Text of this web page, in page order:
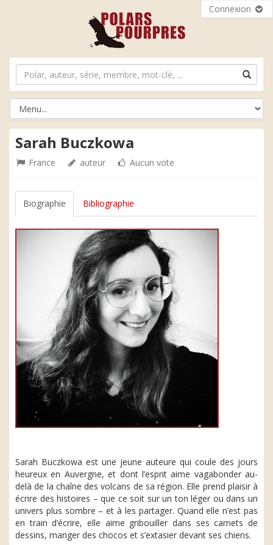
Connexion
Sarah Buczkowa
France auteur Aucun vote
Biographie Bibliographie
Sarah Buczkowa est une jeune auteure qui coule des jours
heureux en Auvergne, et dont l’esprit aime vagabonder au-
delà de la chaîne des volcans de sa région. Elle prend plaisir à
écrire des histoires – que ce soit sur un ton léger ou dans un
univers plus sombre – et à les partager. Quand elle n’est pas
en train d’écrire, elle aime gribouiller dans ses carnets de
dessins, manger des chocos et s’extasier devant ses chiens.